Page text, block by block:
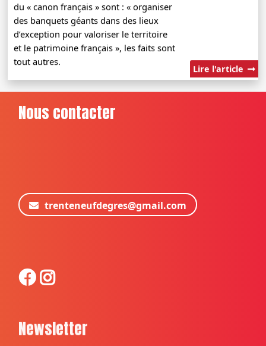
du « canon français » sont : « organiser
des banquets géants dans des lieux
d’exception pour valoriser le territoire
et le patrimoine français », les faits sont
tout autres.
Lire l'article
Nous contacter
trenteneufdegres@gmail.com
Newsletter